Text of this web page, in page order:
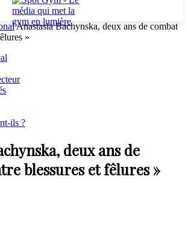
Anastasia Bachynska, deux ans de combat
»
ils ?
deux ans de
blessures et fêlures »